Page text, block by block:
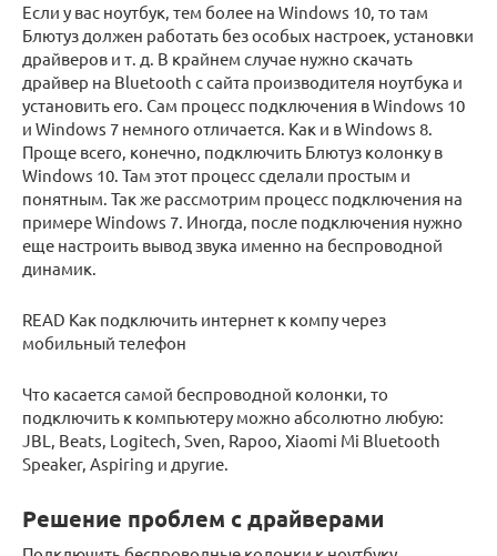
Если у вас ноутбук, тем более на Windows 10, то там
Блютуз должен работать без особых настроек, установки
драйверов и т. д. В крайнем случае нужно скачать
драйвер на Bluetooth с сайта производителя ноутбука и
установить его. Сам процесс подключения в Windows 10
и Windows 7 немного отличается. Как и в Windows 8.
Проще всего, конечно, подключить Блютуз колонку в
Windows 10. Там этот процесс сделали простым и
понятным. Так же рассмотрим процесс подключения на
примере Windows 7. Иногда, после подключения нужно
еще настроить вывод звука именно на беспроводной
динамик.
READ Как подключить интернет к компу через
мобильный телефон
Что касается самой беспроводной колонки, то
подключить к компьютеру можно абсолютно любую:
JBL, Beats, Logitech, Sven, Rapoo, Xiaomi Mi Bluetooth
Speaker, Aspiring и другие.
Решение проблем с драйверами